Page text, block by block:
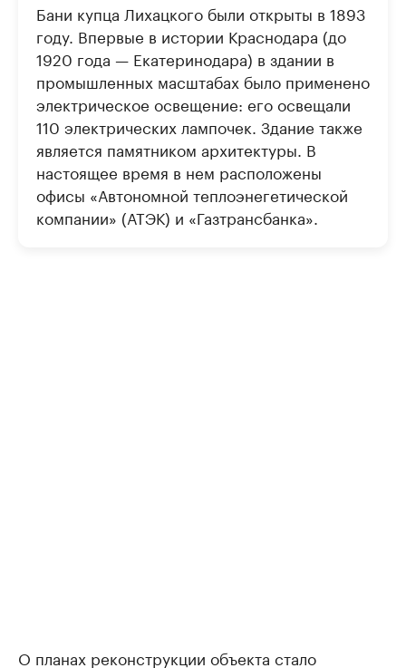
Бани купца Лихацкого были открыты в 1893
году. Впервые в истории Краснодара (до
1920 года — Екатеринодара) в здании в
промышленных масштабах было применено
электрическое освещение: его освещали
110 электрических лампочек. Здание также
является памятником архитектуры. В
настоящее время в нем расположены
офисы «Автономной теплоэнегетической
компании» (АТЭК) и «Газтрансбанка».
О планах реконструкции объекта стало